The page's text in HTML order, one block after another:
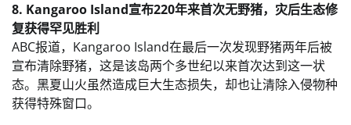
8. Kangaroo Island宣布220年来首次无野猪，灾后生态修
复获得罕见胜利
ABC报道，Kangaroo Island在最后一次发现野猪两年后被
宣布清除野猪，这是该岛两个多世纪以来首次达到这一状
态。黑夏山火虽然造成巨大生态损失，却也让清除入侵物种
获得特殊窗口。